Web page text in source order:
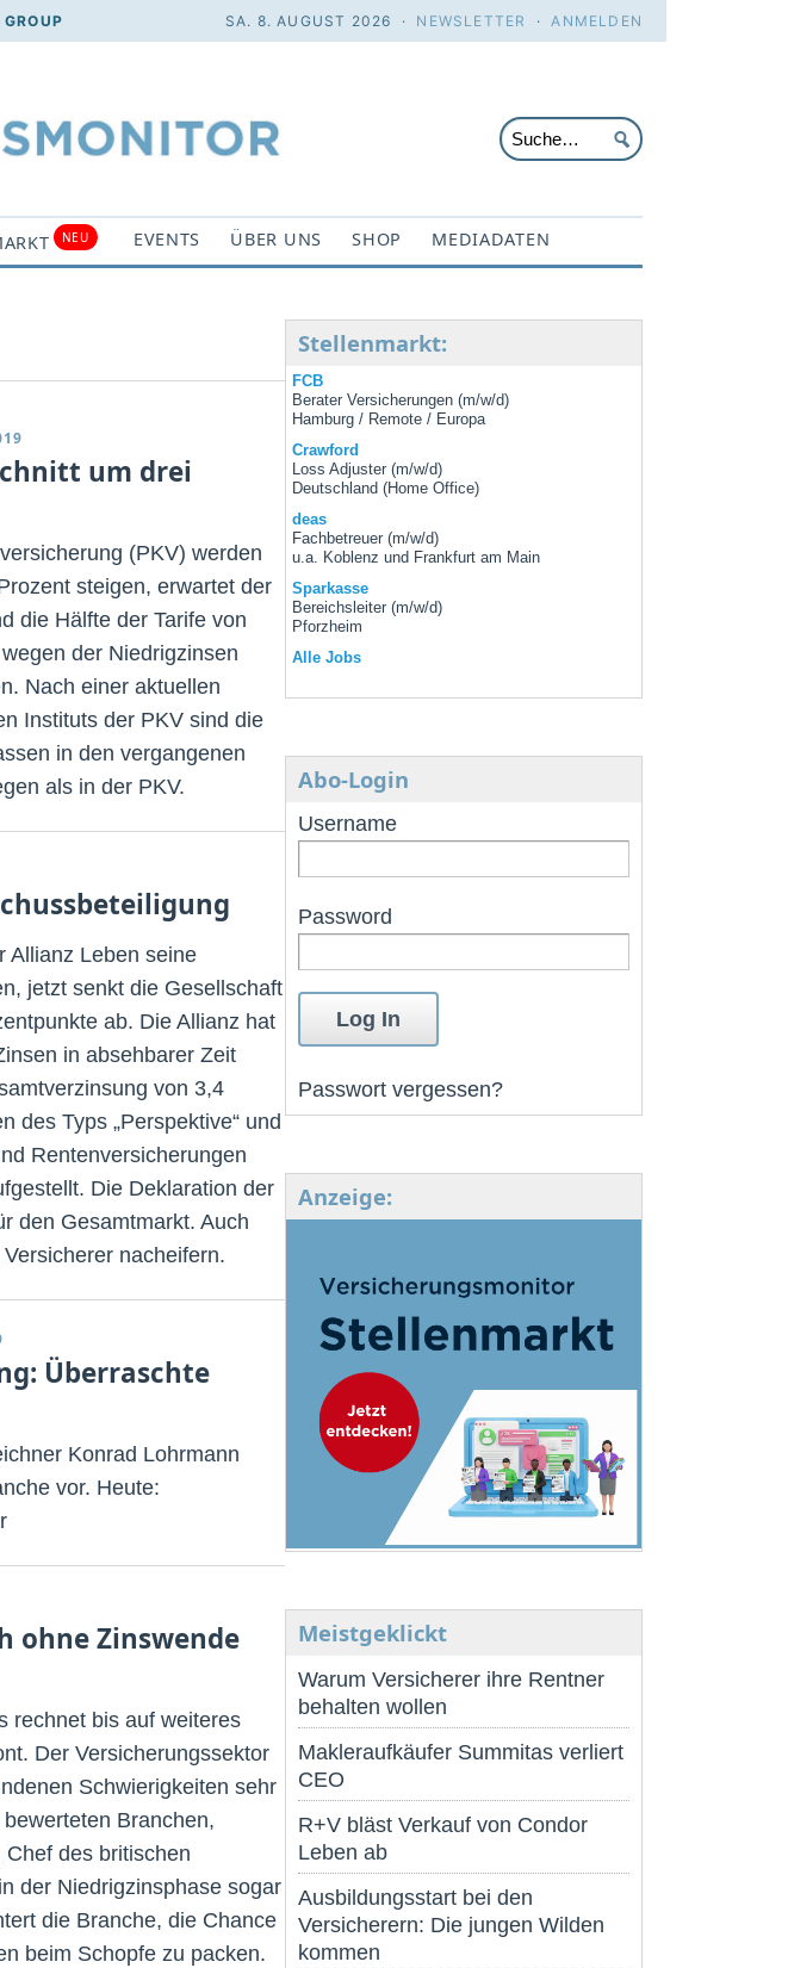
SA. 8. AUGUST 2026 · NEWSLETTER ·ANMELDEN
NEU EVENTS ÜBER UNS SHOP MEDIADATEN
um drei
(PKV) werden
steigen, erwartet der
die Hälfte der Tarife von
der Niedrigzinsen
Nach einer aktuellen
Instituts der PKV sind die
in den vergangenen
als in der PKV.
Allianz Leben seine
jetzt senkt die Gesellschaft
ab. Die Allianz hat
in absehbarer Zeit
von 3,4
des Typs „Perspektive“ und
Rentenversicherungen
Die Deklaration der
den Gesamtmarkt. Auch
nacheifern.
Überraschte
Konrad Lohrmann
vor. Heute:
ohne Zinswende
rechnet bis auf weiteres
Der Versicherungssektor
Schwierigkeiten sehr
Branchen,
des britischen
der Niedrigzinsphase sogar
die Branche, die Chance
beim Schopfe zu packen.
Stellenmarkt:
FCB
Berater Versicherungen (m/w/d)
Hamburg / Remote / Europa
Crawford
Loss Adjuster (m/w/d)
Deutschland (Home Office)
deas
Fachbetreuer (m/w/d)
u.a. Koblenz und Frankfurt am Main
Sparkasse
Bereichsleiter (m/w/d)
Pforzheim
Alle Jobs
Abo-Login
Username
Password
Passwort vergessen?
Anzeige:
Meistgeklickt
Warum Versicherer ihre Rentner
behalten wollen
Makleraufkäufer Summitas verliert
CEO
R+V bläst Verkauf von Condor
Leben ab
Ausbildungsstart bei den
Versicherern: Die jungen Wilden
kommen